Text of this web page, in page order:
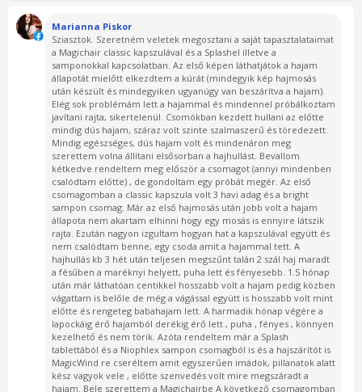
Marianna Piskor
Sziasztok. Szeretném veletek megosztani a saját tapasztalataimat
a Magichair classic kapszulával és a Splashel illetve a
samponokkal kapcsolatban. Az első képen láthatjátok a hajam
állapotát mielőtt elkezdtem a kúrát (mindegyik kép hajmosás
után készült és mindegyiken ugyanúgy van beszárítva a hajam).
Elég sok problémám lett a hajammal és mindennel próbálkoztam
javítani rajta, sikertelenül. Csomókban kezdett hullani az előtte
mindig dús hajam, száraz volt szinte szalmaszerű és töredezett.
Mindig egészséges, dús hajam volt és mindenáron meg
szerettem volna állítani elsősorban a hajhullást. Bevallom
kétkedve rendeltem meg először a csomagot (annyi mindenben
csalódtam előtte) , de gondoltam egy próbát megér. Az első
csomagomban a classic kapszula volt 3 havi adag és a bright
sampon csomag. Már az első hajmosás után jobb volt a hajam
állapota nem akartam elhinni hogy egy mosás is ennyire látszik
rajta. Ezután nagyon izgultam hogyan hat a kapszulával együtt és
nem csalódtam benne, egy csoda amit a hajammal tett. A
hajhullás kb 3 hét után teljesen megszűnt talán 2 szál haj maradt
a fésűben a maréknyi helyett, puha lett és fényesebb. 1.5 hónap
után már láthatóan centikkel hosszabb volt a hajam pedig közben
vágattam is belőle de még a vágással együtt is hosszabb volt mint
előtte és rengeteg babahajam lett. A harmadik hónap végére a
lapockáig érő hajamból derékig érő lett , puha , fényes , könnyen
kezelhető és nem törik. Azóta rendeltem már a Splash
tablettából és a Niophlex sampon csomagból is és a hajszárítót is
MagicWind re cseréltem amit egyszerűen imádok, pillanatok alatt
kész vagyok vele , előtte szenvedés volt mire megszáradt a
hajam. Bele szerettem a Magichairbe A következő csomagomban